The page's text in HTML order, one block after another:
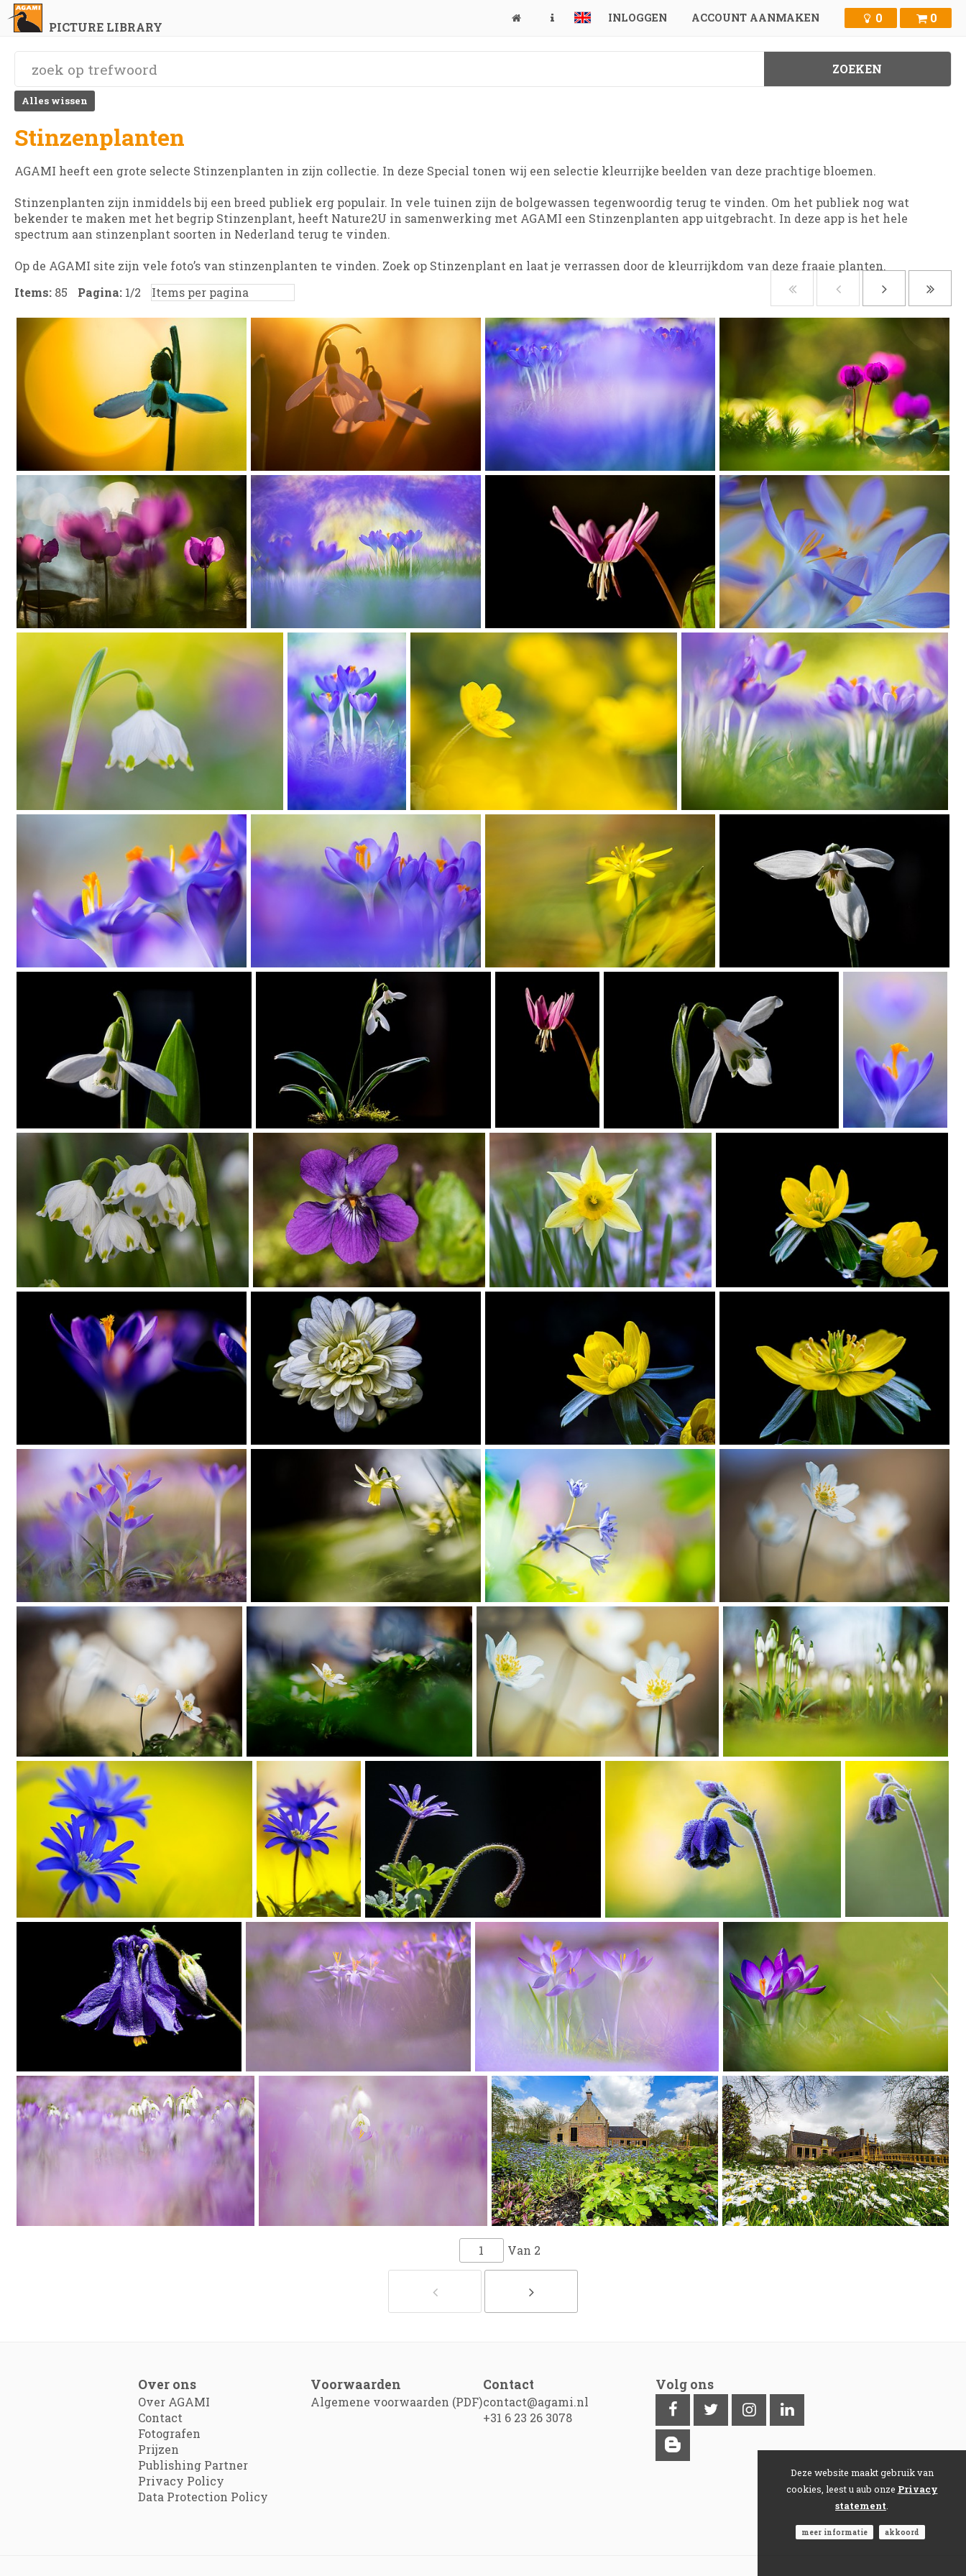
PICTURE LIBRARY
INLOGGEN ACCOUNT AANMAKEN 0 0
Alles wissen
Stinzenplanten
AGAMI heeft een grote selecte Stinzenplanten in zijn collectie. In deze Special tonen wij een selectie kleurrijke beelden van deze prachtige bloemen.
Stinzenplanten zijn inmiddels bij een breed publiek erg populair. In vele tuinen zijn de bolgewassen tegenwoordig terug te vinden. Om het publiek nog wat
bekender te maken met het begrip Stinzenplant, heeft Nature2U in samenwerking met AGAMI een Stinzenplanten app uitgebracht. In deze app is het hele
spectrum aan stinzenplant soorten in Nederland terug te vinden.
Op de AGAMI site zijn vele foto’s van stinzenplanten te vinden. Zoek op Stinzenplant en laat je verrassen door de kleurrijkdom van deze fraaie planten.
Items: 85 Pagina: 1/2
Van 2
Over ons
Over AGAMI
Contact
Fotografen
Prijzen
Publishing Partner
Privacy Policy
Data Protection Policy
Voorwaarden
Algemene voorwaarden (PDF)
Contact
contact@agami.nl
+31 6 23 26 3078
Volg ons
Deze website maakt gebruik van
cookies, leest u aub onze Privacy
statement
meer informatie akkoord